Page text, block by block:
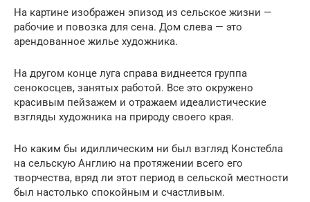
На картине изображен эпизод из сельское жизни —
рабочие и повозка для сена. Дом слева — это
арендованное жилье художника.
На другом конце луга справа виднеется группа
сенокосцев, занятых работой. Все это окружено
красивым пейзажем и отражаем идеалистические
взгляды художника на природу своего края.
Но каким бы идиллическим ни был взгляд Констебла
на сельскую Англию на протяжении всего его
творчества, вряд ли этот период в сельской местности
был настолько спокойным и счастливым.